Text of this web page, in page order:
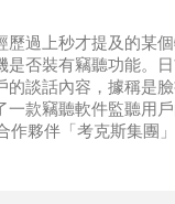
歷過上秒才提及的某
是否裝有竊聽功能。
的談話內容，據稱是
一款竊聽軟件監聽用
作夥伴「考克斯集團